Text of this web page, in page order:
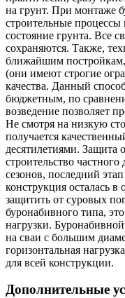
на грунт. При монтаже
строительные
состояние грунта. Все
сохраняются. Также,
ближайшим постройкам,
(они имеют строгие
качества. Данный
бюджетным, по
возведение позволяет
Не смотря на низкую
получается
десятилетиями. Защита
строительство
сезонов, последний
конструкция осталась
защитить от суровых
буронабивного типа,
нагрузки.
на сваи с большим
горизонтальная
для всей конструкции.
Дополнительные